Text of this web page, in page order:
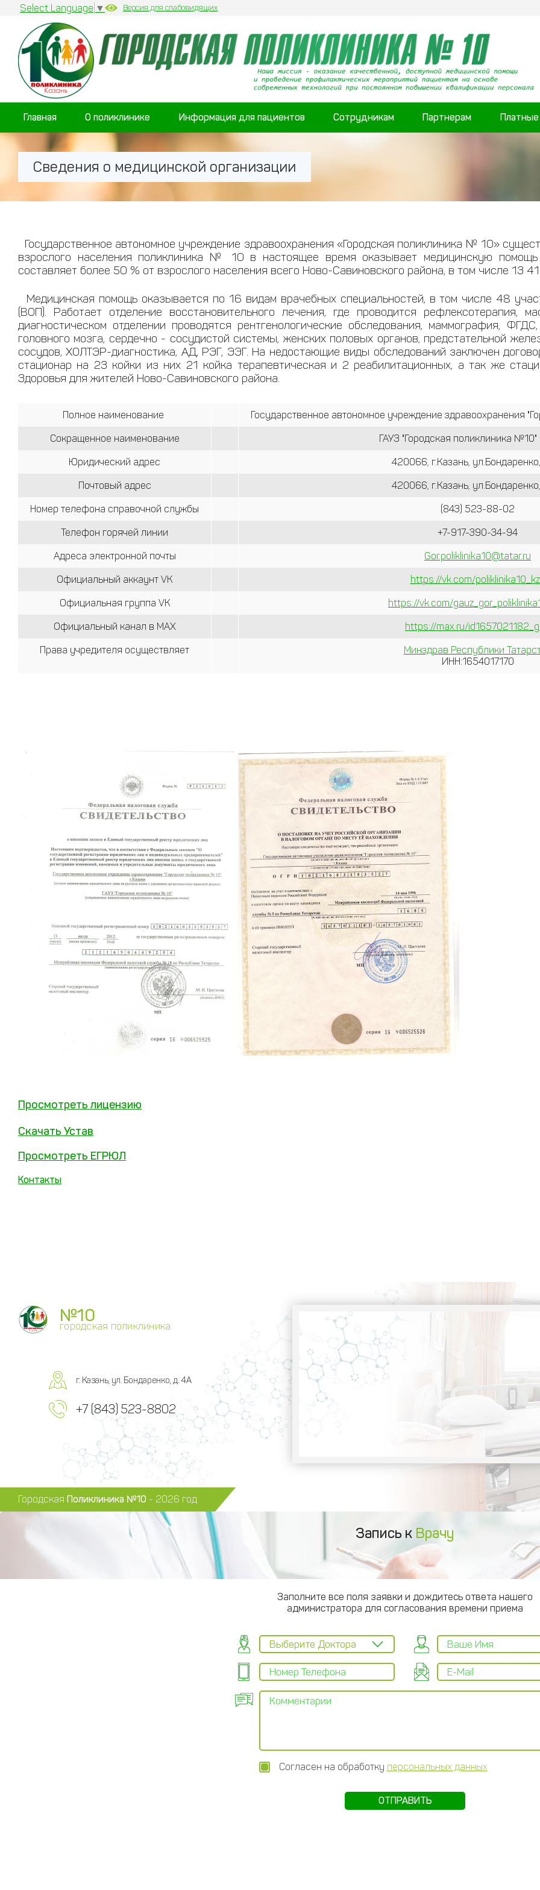
Select Language ▼ Версия для слабовидящих
Главная О поликлинике Информация для пациентов Сотрудникам Партнерам Платные
Сведения о медицинской организации
Государственное автономное учреждение здравоохранения «Городская поликлиника № 10»
взрослого населения поликлиника № 10 в настоящее время оказывает медицинскую
составляет более 50 % от взрослого населения всего Ново-Савиновского района, в том числе 13
Медицинская помощь оказывается по 16 видам врачебных специальностей, в том числе 48
(ВОП). Работает отделение восстановительного лечения, где проводится рефлексотерапия,
диагностическом отделении проводятся рентгенологические обследования, маммография,
головного мозга, сердечно - сосудистой системы, женских половых органов, предстательной
сосудов, ХОЛТЭР-диагностика, АД, РЭГ, ЭЭГ. На недостающие виды обследований заключен
стационар на 23 койки из них 21 койка терапевтическая и 2 реабилитационных, а так же
Здоровья для жителей Ново-Савиновского района.
Полное наименование Государственное автономное учреждение здравоохранения
Сокращенное наименование ГАУЗ "Городская поликлиника №10"
Юридический адрес 420066, г.Казань,
Почтовый адрес 420066, г.Казань,
Номер телефона справочной службы (843) 523-88-02
Телефон горячей линии +7-917-390-34-94
Адреса электронной почты Gor.poliklinika10@tatar.ru
Официальный аккаунт VK https://vk.com/
Официальная группа VK https://vk.com/
Официальный канал в MAX https://max.ru/
Права учредителя осуществляет
Минздрав Республики
ИНН:1654017170
Просмотреть лицензию
Скачать Устав
Просмотреть ЕГРЮЛ
Контакты
№10
городская поликлиника
г. Казань, ул. Бондаренко, д. 4А
+7 (843) 523-8802
Городская Поликлиника №10 - 2026 год
Запись к Врачу
Заполните все поля заявки и дождитесь ответа нашего
администратора для согласования времени приема
Согласен на обработку персональных данных